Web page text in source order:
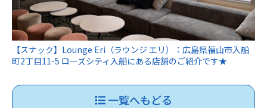
【スナック】Lounge Eri（ラウンジ エリ）：広島県福山市入船
町2丁目11-5 ローズシティ入船にある店舗のご紹介です★
一覧へもどる